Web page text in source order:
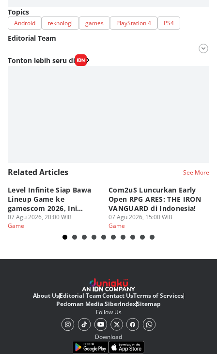
Topics
Android teknologi games PlayStation 4 PS4
Editorial Team
Editor
Fahrul Razi Uni Nurullah
Tonton lebih seru di
Related Articles See More
Level Infinite Siap Bawa
Lineup Game ke
gamescom 2026, Ini
Judulnya!
07 Agu 2026, 20:00 WIB
Game
Com2uS Luncurkan Early
Open RPG ARES: THE IRON
VANGUARD di Indonesia!
07 Agu 2026, 15:00 WIB
Game
About UsEditorial TeamContact UsTerms of Services
Pedoman Media SiberIndexSitemap
Follow Us
Download